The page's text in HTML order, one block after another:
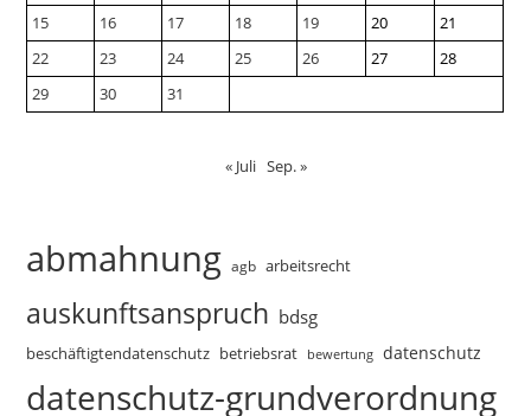
15
16 17 18 19 20
21
22
23 24 25 26 27
28
29
30 31
« Juli Sep. »
abmahnung agb arbeitsrecht
auskunftsanspruch bdsg
beschäftigtendatenschutz betriebsrat bewertung datenschutz
datenschutz-grundverordnung